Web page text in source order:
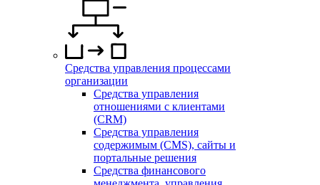
Средства управления процессами
организации
Средства управления
отношениями с клиентами
(CRM)
Средства управления
содержимым (CMS), сайты и
портальные решения
Средства финансового